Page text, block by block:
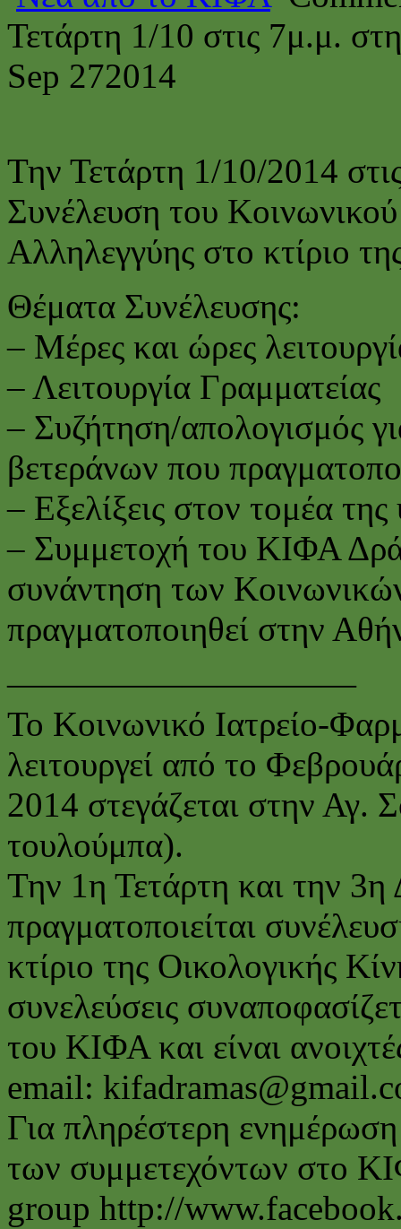
Τετάρτη 1/10 στις 7μ.μ.
Sep 272014
Την Τετάρτη 1/10/2014
Συνέλευση του
Αλληλεγγύης στο κτίριο
Θέματα Συνέλευσης:
– Μέρες και ώρες
– Λειτουργία Γραμματείας
– Συζήτηση/απολογισμός
βετεράνων που
– Εξελίξεις στον τομέα της
– Συμμετοχή του ΚΙΦΑ
συνάντηση των
πραγματοποιηθεί στην
——————————
Το Κοινωνικό Ιατρείο-
λειτουργεί από το
2014 στεγάζεται στην Αγ.
τουλούμπα).
Την 1η Τετάρτη και την 3η
πραγματοποιείται
κτίριο της Οικολογικής
συνελεύσεις
του ΚΙΦΑ και είναι
email:
Για πληρέστερη ενημέρωση
των συμμετεχόντων στο
group http://